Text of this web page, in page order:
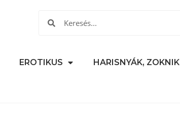
EROTIKUS HARISNYÁK, ZOKNIK